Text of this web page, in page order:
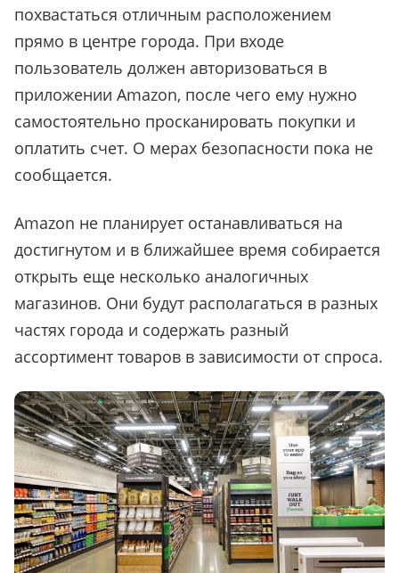
похвастаться отличным расположением
прямо в центре города. При входе
пользователь должен авторизоваться в
приложении Amazon, после чего ему нужно
самостоятельно просканировать покупки и
оплатить счет. О мерах безопасности пока не
сообщается.
Amazon не планирует останавливаться на
достигнутом и в ближайшее время собирается
открыть еще несколько аналогичных
магазинов. Они будут располагаться в разных
частях города и содержать разный
ассортимент товаров в зависимости от спроса.